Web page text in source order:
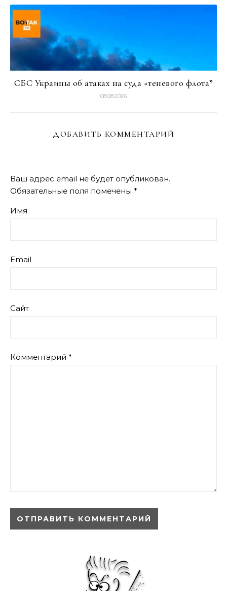
СБС Украины об атаках на суда «теневого флота”
08.08.2026
ДОБАВИТЬ КОММЕНТАРИЙ
Ваш адрес email не будет опубликован.
Обязательные поля помечены *
Имя
Email
Сайт
Комментарий *